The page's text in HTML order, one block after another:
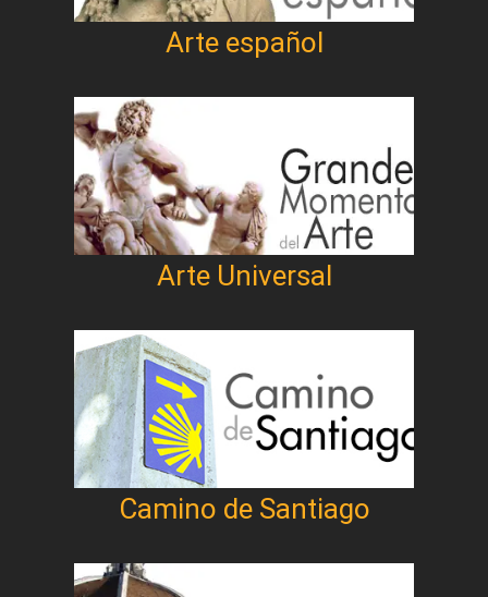
Arte español
Arte Universal
Camino de Santiago